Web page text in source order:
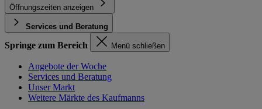
Öffnungszeiten anzeigen
Services und Beratung
Springe zum Bereich Menü schließen
Angebote der Woche
Services und Beratung
Unser Markt
Weitere Märkte des Kaufmanns